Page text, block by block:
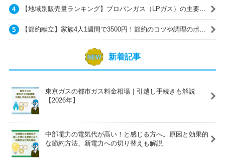
【地域別販売量ランキング】プロパンガス（LPガス）の主要ガ
ス会社一覧
【節約献立】家族4人1週間で3500円！節約のコツや調理のポイ
ントも紹介
新着記事
東京ガスの都市ガス料金相場｜引越し手続きも解説
【2026年】
中部電力の電気代が高い！と感じる方へ。原因と効果的
な節約方法、新電力への切り替えも解説